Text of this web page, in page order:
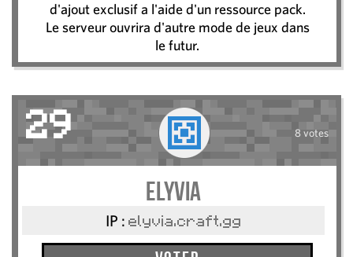
d'ajout exclusif a l'aide d'un ressource pack.
Le serveur ouvrira d'autre mode de jeux dans
le futur.
29 8 votes
Elyvia
IP : elyvia.craft.gg